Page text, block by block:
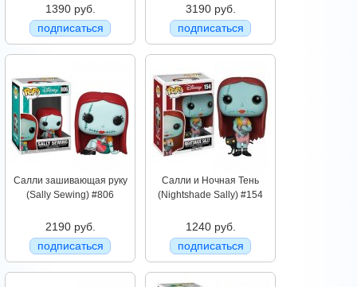
1390 руб.
подписаться
3190 руб.
подписаться
Салли зашивающая руку
(Sally Sewing) #806
2190 руб.
подписаться
Салли и Ночная Тень
(Nightshade Sally) #154
1240 руб.
подписаться